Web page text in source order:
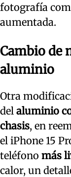
fotografía
aumentada.
Cambio de
aluminio
Otra
del aluminio
chasis, en
el iPhone 15
teléfono más
calor, un